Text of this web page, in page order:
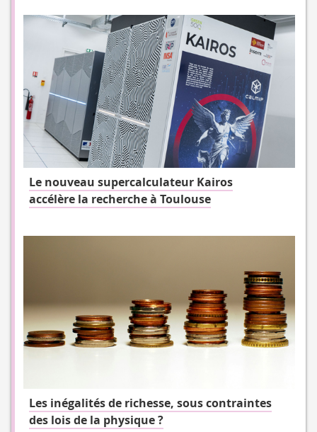
Le nouveau supercalculateur Kairos
accélère la recherche à Toulouse
Les inégalités de richesse, sous contraintes
des lois de la physique ?